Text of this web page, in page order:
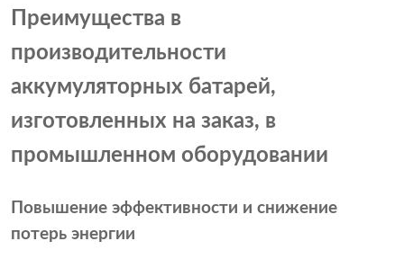
Преимущества в
производительности
аккумуляторных батарей,
изготовленных на заказ, в
промышленном оборудовании
Повышение эффективности и снижение
потерь энергии